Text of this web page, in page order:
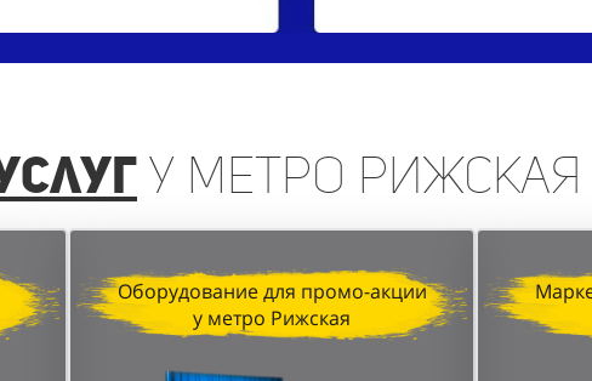
у метро Рижская
Оборудование для промо-акции
у метро Рижская